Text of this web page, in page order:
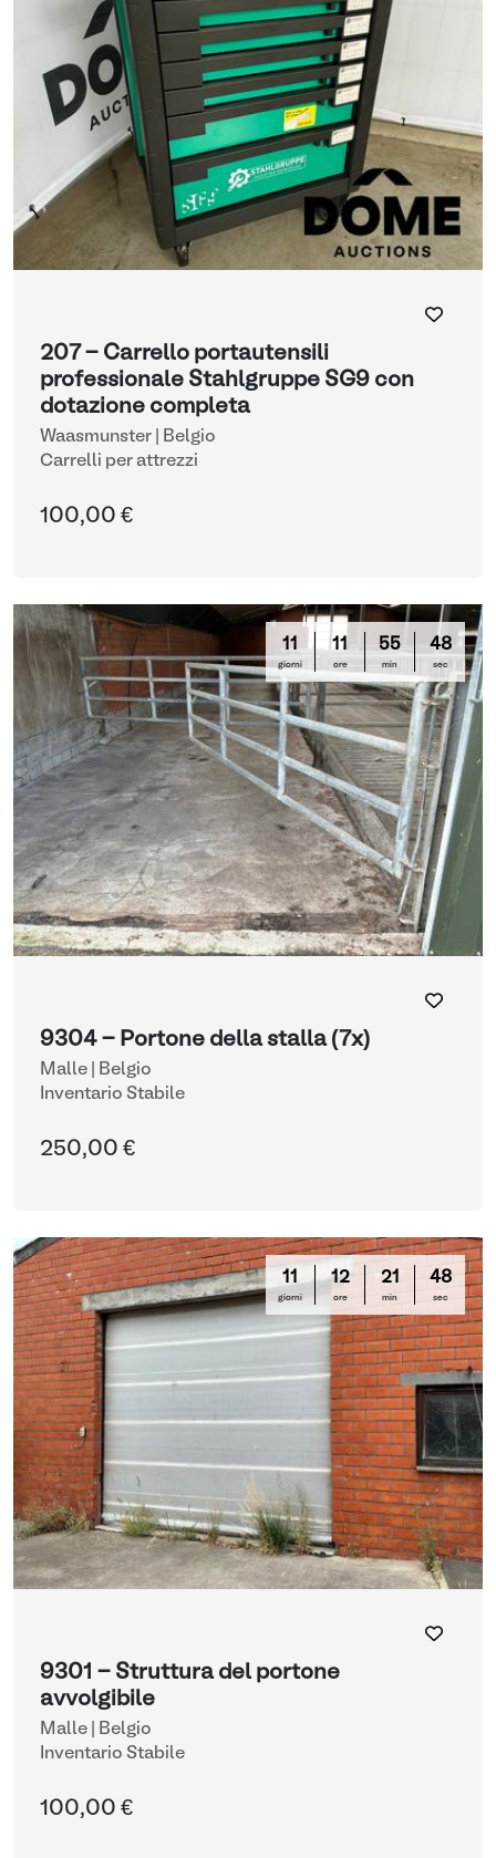
207 - Carrello portautensili
professionale Stahlgruppe SG9 con
dotazione completa
Waasmunster | Belgio
Carrelli per attrezzi
100,00 €
11
giorni
11
ore
55
min
47
sec
9304 - Portone della stalla (7x)
Malle | Belgio
Inventario Stabile
250,00 €
11
giorni
12
ore
21
min
47
sec
9301 - Struttura del portone
avvolgibile
Malle | Belgio
Inventario Stabile
100,00 €